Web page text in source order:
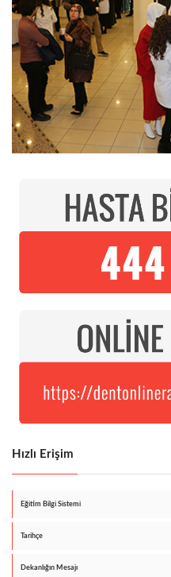
Hızlı Erişim
Eğitim Bilgi Sistemi
Tarihçe
Dekanlığın Mesajı